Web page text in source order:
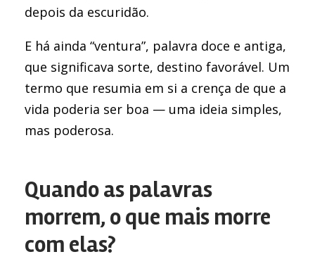
depois da escuridão.
E há ainda “ventura”, palavra doce e antiga,
que significava sorte, destino favorável. Um
termo que resumia em si a crença de que a
vida poderia ser boa — uma ideia simples,
mas poderosa.
Quando as palavras
morrem, o que mais morre
com elas?